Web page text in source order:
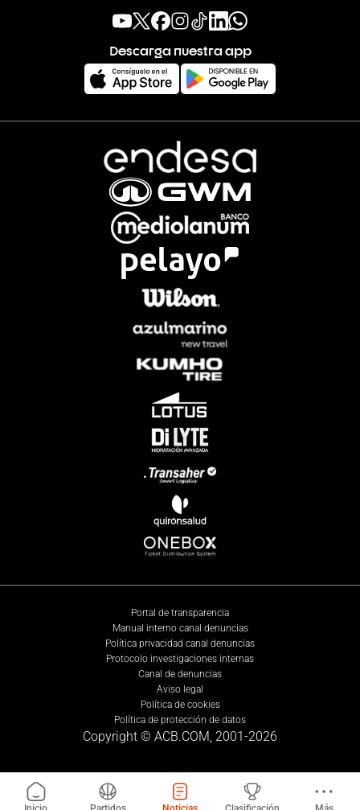
Descarga nuestra app
Portal de transparencia
Manual interno canal denuncias
Política privacidad canal denuncias
Protocolo investigaciones internas
Canal de denuncias
Aviso legal
Política de cookies
Política de protección de datos
Copyright © ACB.COM, 2001-2026